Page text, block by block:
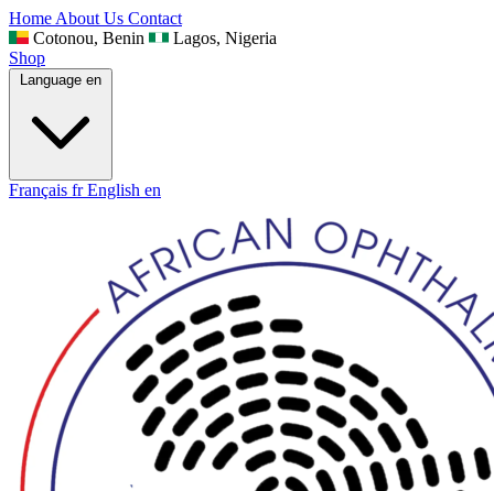
Home About Us Contact
Cotonou, Benin
Lagos, Nigeria
Shop
Language en
Français fr English en